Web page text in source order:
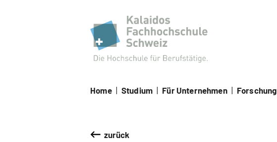
Home Studium Für Unternehmen Forschung
zurück